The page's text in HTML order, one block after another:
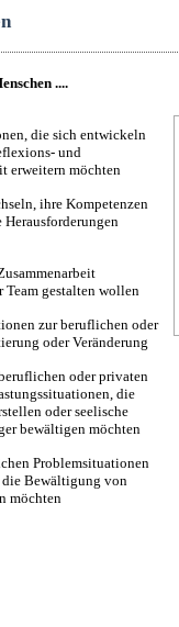
....
die sich entwickeln
und
erweitern möchten
ihre Kompetenzen
Herausforderungen
gestalten wollen
zur beruflichen oder
oder Veränderung
oder privaten
die
oder seelische
bewältigen möchten
Problemsituationen
die Bewältigung von
möchten